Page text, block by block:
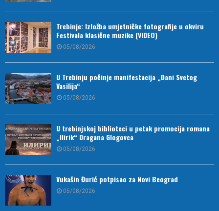
Trebinje: Izložba umjetničke fotografije u okviru
Festivala klasične muzike (VIDEO)
05/08/2026
U Trebinju počinje manifestacija „Dani Svetog
Vasilija“
05/08/2026
U trebinjskoj biblioteci u petak promocija romana
„Ilirik“ Dragana Glogovca
05/08/2026
Vukašin Đurić potpisao za Novi Beograd
05/08/2026